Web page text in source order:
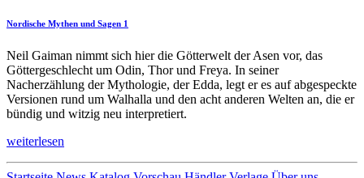
Nordische Mythen und Sagen 1
Neil Gaiman nimmt sich hier die Götterwelt der Asen vor, das
Göttergeschlecht um Odin, Thor und Freya. In seiner
Nacherzählung der Mythologie, der Edda, legt er es auf abgespeckte
Versionen rund um Walhalla und den acht anderen Welten an, die er
bündig und witzig neu interpretiert.
weiterlesen